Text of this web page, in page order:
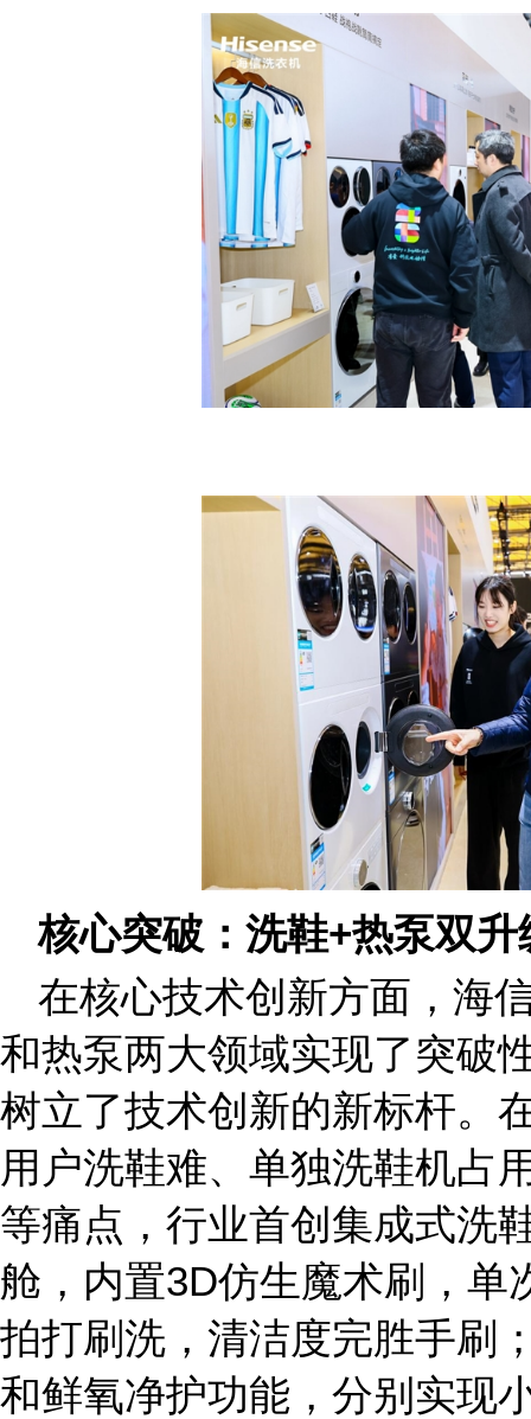
核心突破：洗鞋+热泵双升
在核心技术创新方面，海
和热泵两大领域实现了突破
树立了技术创新的新标杆。
用户洗鞋难、单独洗鞋机占
等痛点，行业首创集成式洗
舱，内置3D仿生魔术刷，单
拍打刷洗，清洁度完胜手刷
和鲜氧净护功能，分别实现